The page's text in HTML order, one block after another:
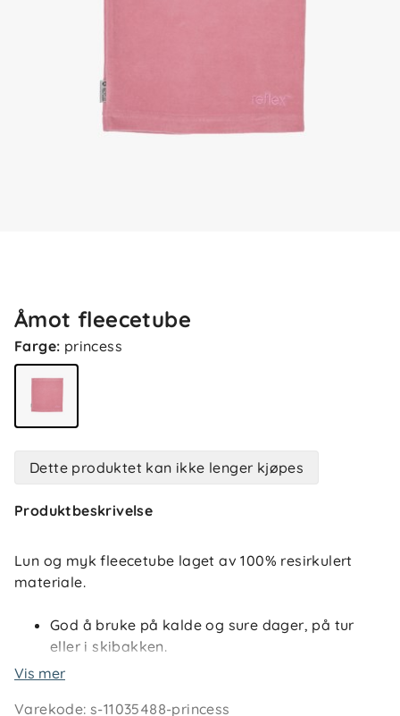
Åmot fleecetube
Farge: princess
Dette produktet kan ikke lenger kjøpes
Produktbeskrivelse
Lun og myk fleecetube laget av 100% resirkulert
materiale.
God å bruke på kalde og sure dager, på tur
eller i skibakken.
Produktet er laget av 100% sertifisert
Matcher de andre fleeceplaggene i Åmot-
Vis mer
Varekode:s-11035488-princess